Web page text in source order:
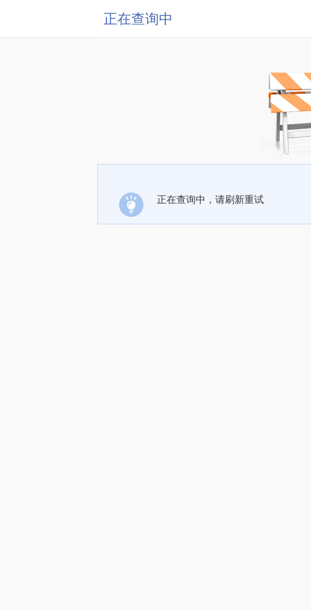
正在查询中
正在查询中，请刷新重试